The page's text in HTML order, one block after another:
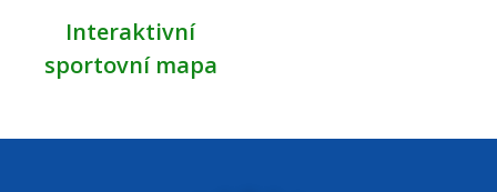
Interaktivní
sportovní mapa